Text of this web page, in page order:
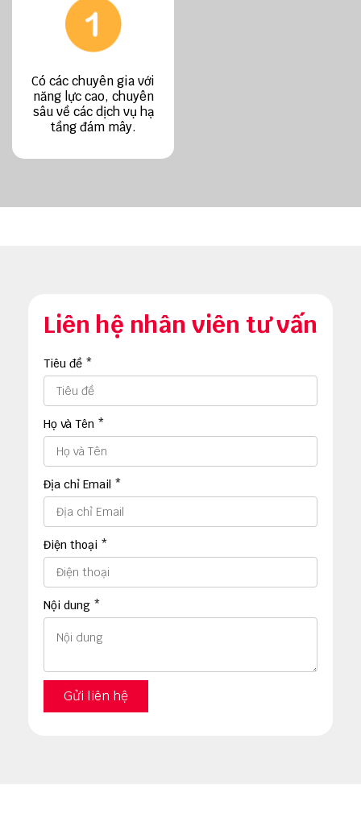
Có các chuyên gia với
năng lực cao, chuyên
sâu về các dịch vụ hạ
tầng đám mây.
Liên hệ nhân viên tư vấn
Tiêu đề *
Họ và Tên *
Địa chỉ Email *
Điện thoại *
Nội dung *
Gửi liên hệ